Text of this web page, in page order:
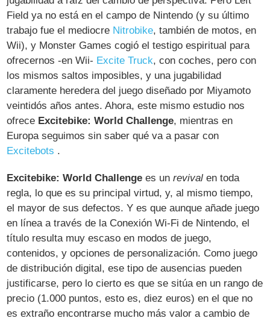
Field ya no está en el campo de Nintendo (y su último
trabajo fue el mediocre Nitrobike, también de motos, en
Wii), y Monster Games cogió el testigo espiritual para
ofrecernos -en Wii- Excite Truck, con coches, pero con
los mismos saltos imposibles, y una jugabilidad
claramente heredera del juego diseñado por Miyamoto
veintidós años antes. Ahora, este mismo estudio nos
ofrece Excitebike: World Challenge, mientras en
Europa seguimos sin saber qué va a pasar con
Excitebots .
Excitebike: World Challenge es unrevival en toda
regla, lo que es su principal virtud, y, al mismo tiempo,
el mayor de sus defectos. Y es que aunque añade juego
en línea a través de la Conexión Wi-Fi de Nintendo, el
título resulta muy escaso en modos de juego,
contenidos, y opciones de personalización. Como juego
de distribución digital, ese tipo de ausencias pueden
justificarse, pero lo cierto es que se sitúa en un rango de
precio (1.000 puntos, esto es, diez euros) en el que no
es extraño encontrarse mucho más valor a cambio de